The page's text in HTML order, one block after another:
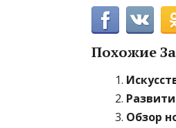
Похожие
Обзор